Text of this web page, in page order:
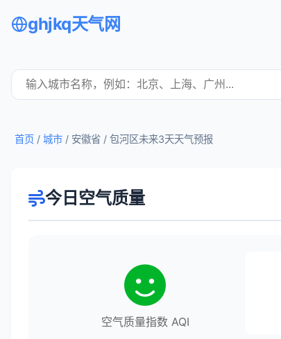
ghjkq天气网
首页 / 城市 / 安徽省 / 包河区未来3天天气预报
今日空气质量
空气质量指数 AQI